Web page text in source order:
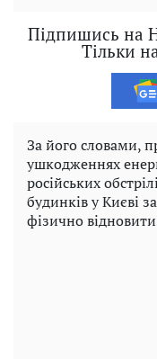
Підпишись на
Тільки
За його словами,
ушкодженнях
російських
будинків у Києві
фізично